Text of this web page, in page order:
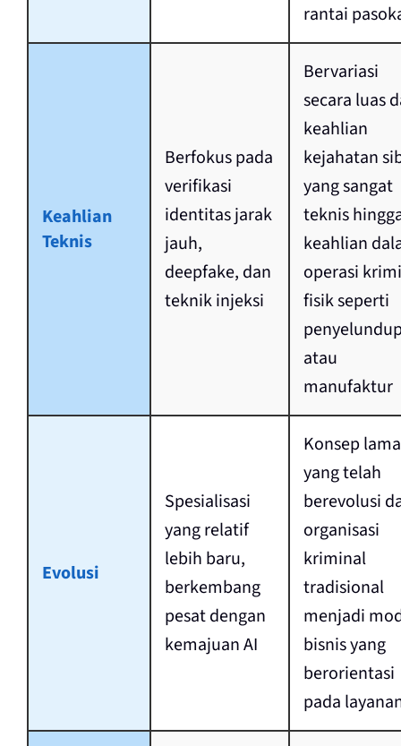
rantai
Keahlian
Teknis
Berfokus pada
verifikasi
identitas jarak
jauh,
deepfake, dan
teknik injeksi
Bervariasi
secara luas
keahlian
kejahatan
yang sangat
teknis
keahlian
operasi
fisik seperti
atau
manufaktur
Evolusi
Spesialisasi
yang relatif
lebih baru,
berkembang
pesat dengan
kemajuan AI
Konsep lama
yang telah
berevolusi
organisasi
kriminal
tradisional
menjadi
bisnis yang
berorientasi
pada